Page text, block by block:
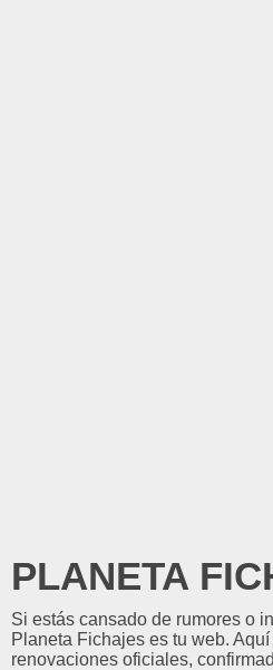
PLANETA
Si estás cansado de rumores o
Planeta Fichajes es tu web.
renovaciones oficiales,